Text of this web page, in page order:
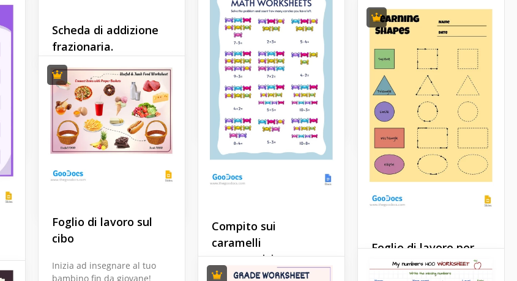
bambini che imparare può
essere divertente, usa il
nostro foglio di lavoro delle
tracce delle forme. Si
divertiranno a disegnare
ogni linea e a scegliere i
colori per ogni forma.
Google Docs
Scheda di addizione
frazionaria.
Abbiamo molti fogli di
lavoro sul nostro sito web.
Ecco uno dei migliori. Può
essere utilizzato per attività
con diversi livelli di
difficoltà. Abbiamo
aggiunto un esempio di tali
Compito sui
caramelli
matematici
coccinella
addizione rossa con
coccinella è un ottimo
modo per aiutare il vostro
bambino a svilupparsi.
Google Docs
Foglio di lavoro sul
cibo
Inizia ad insegnare al tuo
bambino fin da giovane!
Foglio di lavoro per
imparare le forme.